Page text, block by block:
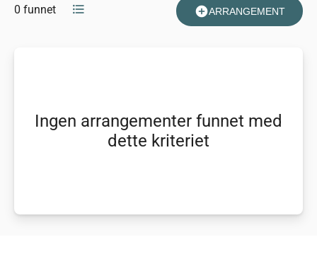
0 funnet format_list_bulleted add_circleARRANGEMENT
Ingen arrangementer funnet med
dette kriteriet